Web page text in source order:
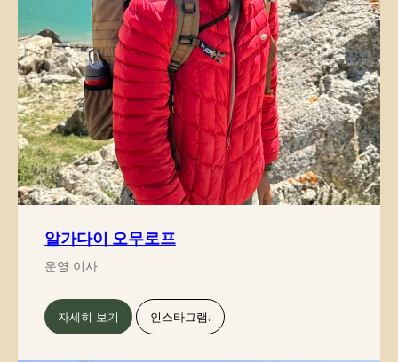
알가다이 오무로프
운영 이사
자세히 보기 인스타그램.